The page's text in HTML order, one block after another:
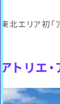
東北エリア初
アトリエ